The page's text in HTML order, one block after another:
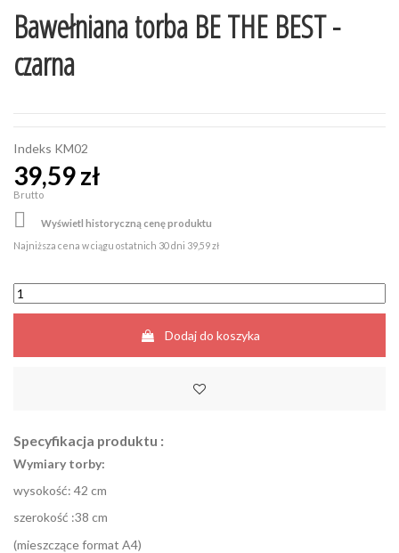
Bawełniana torba BE THE BEST -
czarna
Indeks KM02
39,59 zł
Brutto

Wyświetl historyczną cenę produktu
Najniższa cena w ciągu ostatnich 30 dni 39,59 zł
Dodaj do koszyka
Specyfikacja produktu :
Wymiary torby:
wysokość: 42 cm
szerokość :38 cm
(mieszczące format A4)